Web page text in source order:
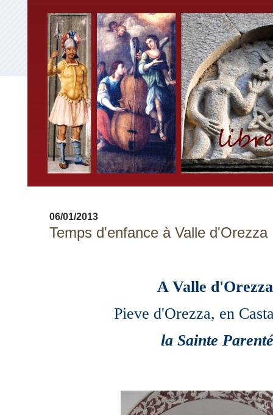
06/01/2013
Temps d'enfance à Valle d'Orezza
A Valle d'Orezza
Pieve d'Orezza, en
la Sainte Parenté